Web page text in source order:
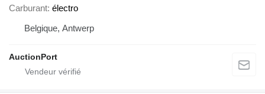
Carburant électro
Belgique, Antwerp
AuctionPort